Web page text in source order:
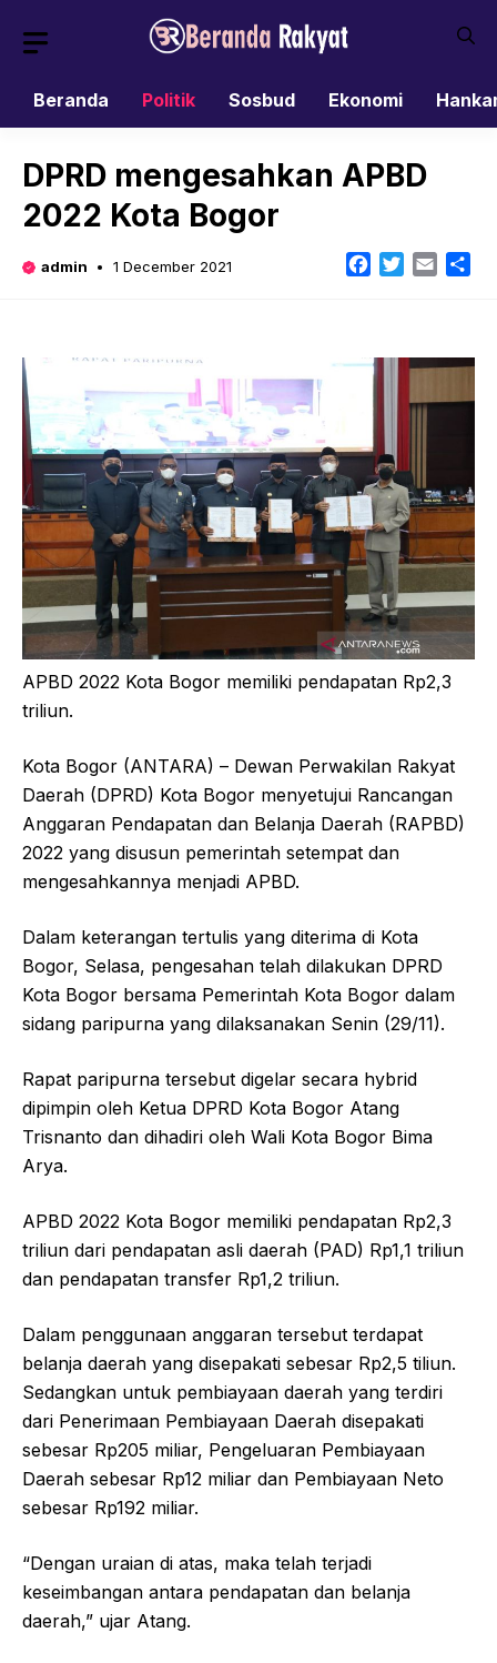
Beranda
Politik Sosbud Ekonomi
DPRD mengesahkan APBD
2022 Kota Bogor
admin 1 December 2021 Facebook
TwitterEmail
APBD 2022 Kota Bogor memiliki pendapatan Rp2,3
triliun.
Kota Bogor (ANTARA) – Dewan Perwakilan Rakyat
Daerah (DPRD) Kota Bogor menyetujui Rancangan
Anggaran Pendapatan dan Belanja Daerah (RAPBD)
2022 yang disusun pemerintah setempat dan
mengesahkannya menjadi APBD.
Dalam keterangan tertulis yang diterima di Kota
Bogor, Selasa, pengesahan telah dilakukan DPRD
Kota Bogor bersama Pemerintah Kota Bogor dalam
sidang paripurna yang dilaksanakan Senin (29/11).
Rapat paripurna tersebut digelar secara hybrid
dipimpin oleh Ketua DPRD Kota Bogor Atang
Trisnanto dan dihadiri oleh Wali Kota Bogor Bima
Arya.
APBD 2022 Kota Bogor memiliki pendapatan Rp2,3
triliun dari pendapatan asli daerah (PAD) Rp1,1 triliun
dan pendapatan transfer Rp1,2 triliun.
Dalam penggunaan anggaran tersebut terdapat
belanja daerah yang disepakati sebesar Rp2,5 tiliun.
Sedangkan untuk pembiayaan daerah yang terdiri
dari Penerimaan Pembiayaan Daerah disepakati
sebesar Rp205 miliar, Pengeluaran Pembiayaan
Daerah sebesar Rp12 miliar dan Pembiayaan Neto
sebesar Rp192 miliar.
“Dengan uraian di atas, maka telah terjadi
keseimbangan antara pendapatan dan belanja
daerah,” ujar Atang.